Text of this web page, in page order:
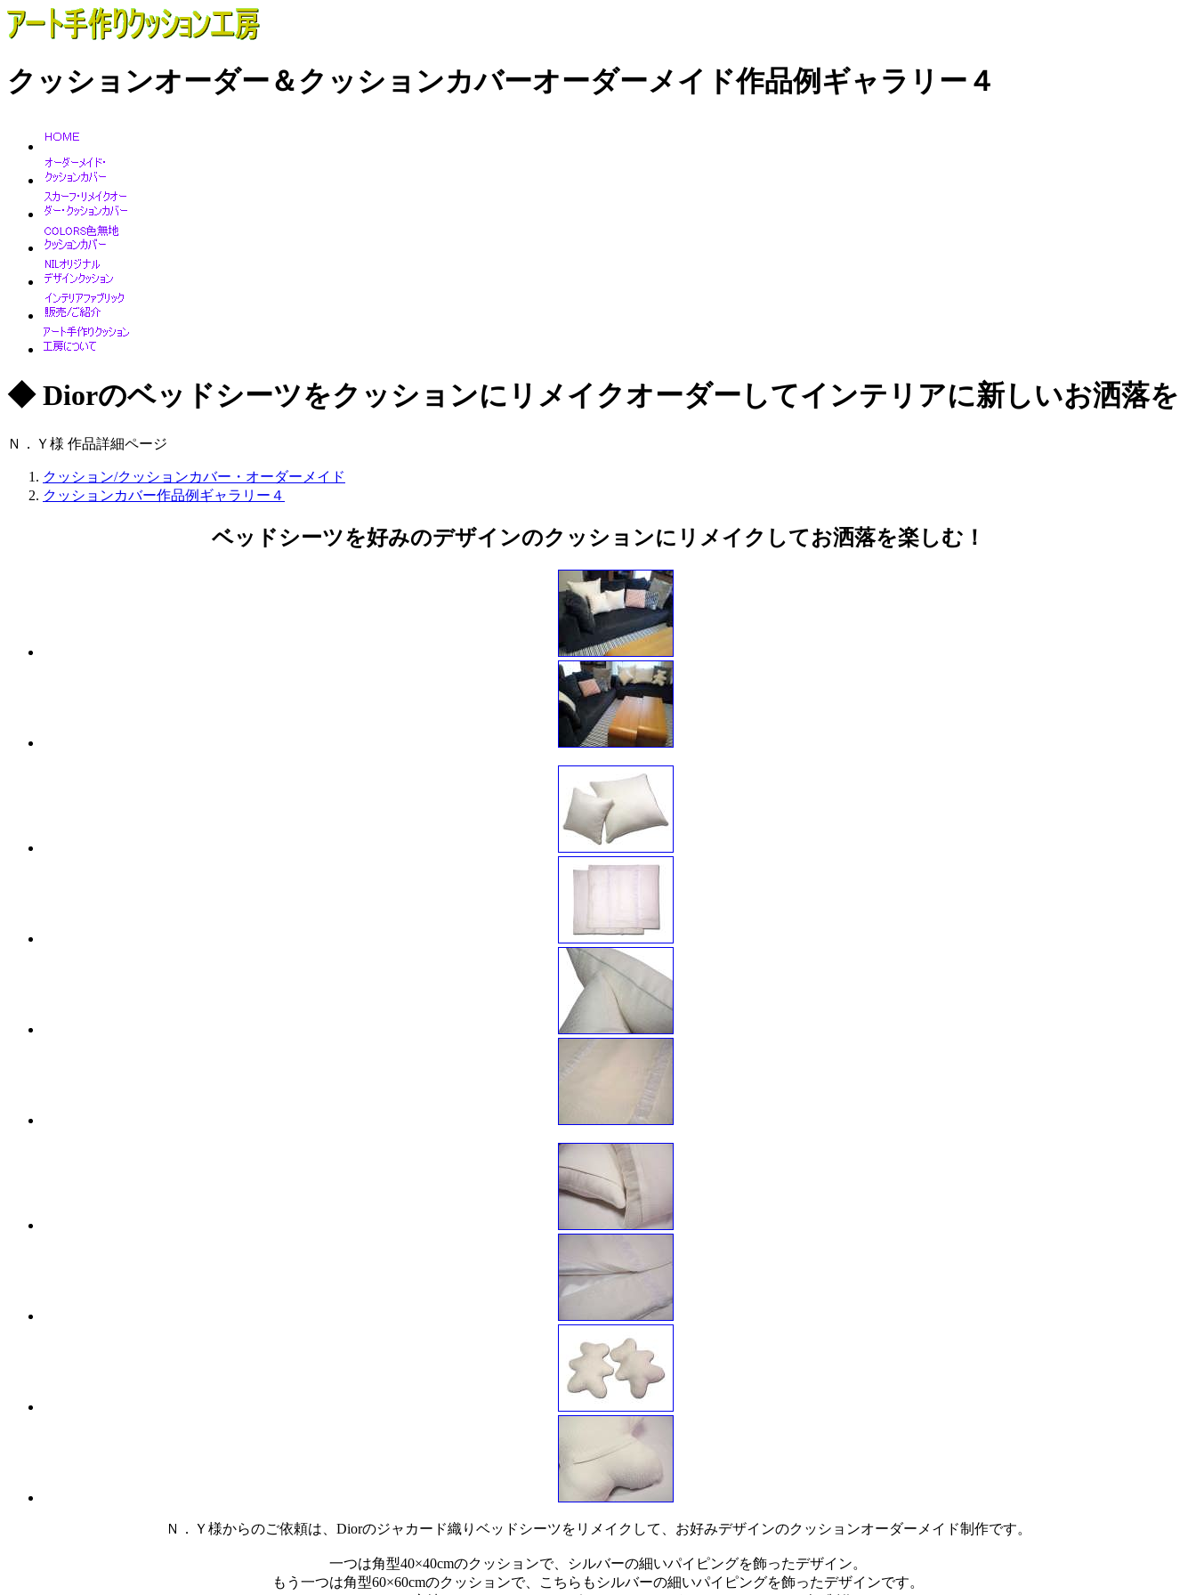
クッションオーダー＆クッションカバーオーダーメイド作品例ギャラリー４
◆ Diorのベッドシーツをクッションにリメイクオーダーしてインテリアに新しいお洒落を
Ｎ．Ｙ様 作品詳細ページ
クッション/クッションカバー・オーダーメイド
クッションカバー作品例ギャラリー４
ベッドシーツを好みのデザインのクッションにリメイクしてお洒落を楽しむ！
Ｎ．Ｙ様からのご依頼は、Diorのジャカード織りベッドシーツをリメイクして、お好みデザインのクッションオーダーメイド制作です。
一つは角型40×40cmのクッションで、シルバーの細いパイピングを飾ったデザイン。
もう一つは角型60×60cmのクッションで、こちらもシルバーの細いパイピングを飾ったデザインです。